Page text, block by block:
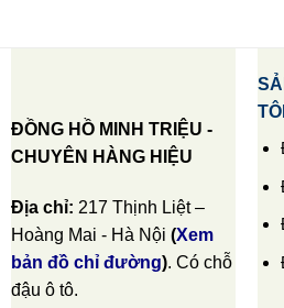
ĐỒNG HỒ MINH TRIỆU -
CHUYÊN HÀNG HIỆU
Địa chỉ: 217 Thịnh Liệt –
Hoàng Mai - Hà Nội (Xem
bản đồ chỉ đường). Có chỗ
đậu ô tô.
TÔI